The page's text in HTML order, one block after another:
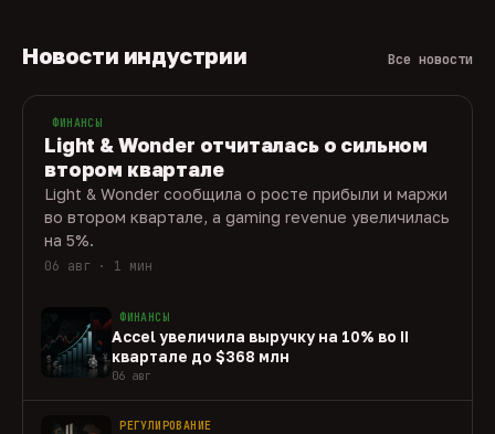
Новости индустрии Все новости
ФИНАНСЫ
Light & Wonder отчиталась о сильном
втором квартале
Light & Wonder сообщила о росте прибыли и маржи
во втором квартале, а gaming revenue увеличилась
на 5%.
06 авг · 1 мин
ФИНАНСЫ
Accel увеличила выручку на 10% во II
квартале до $368 млн
06 авг
РЕГУЛИРОВАНИЕ